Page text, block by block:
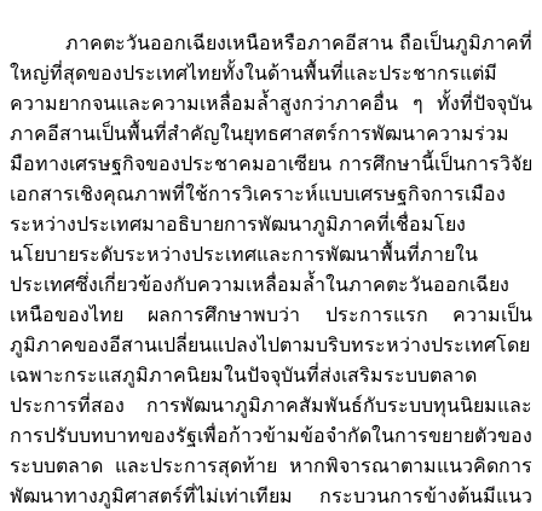
ภาคตะวันออกเฉียงเหนือหรือภาคอีสาน ถือเป็นภูมิภาคที่
ใหญ่ที่สุดของประเทศไทยทั้งในด้านพื้นที่และประชากรแต่มี
ความยากจนและความเหลื่อมล้ำสูงกว่าภาคอื่น ๆ ทั้งที่ปัจจุบัน
ภาคอีสานเป็นพื้นที่สำคัญในยุทธศาสตร์การพัฒนาความร่วม
มือทางเศรษฐกิจของประชาคมอาเซียน การศึกษานี้เป็นการวิจัย
เอกสารเชิงคุณภาพที่ใช้การวิเคราะห์แบบเศรษฐกิจการเมือง
ระหว่างประเทศมาอธิบายการพัฒนาภูมิภาคที่เชื่อมโยง
นโยบายระดับระหว่างประเทศและการพัฒนาพื้นที่ภายใน
ประเทศซึ่งเกี่ยวข้องกับความเหลื่อมล้ำในภาคตะวันออกเฉียง
เหนือของไทย ผลการศึกษาพบว่า ประการแรก ความเป็น
ภูมิภาคของอีสานเปลี่ยนแปลงไปตามบริบทระหว่างประเทศโดย
เฉพาะกระแสภูมิภาคนิยมในปัจจุบันที่ส่งเสริมระบบตลาด
ประการที่สอง การพัฒนาภูมิภาคสัมพันธ์กับระบบทุนนิยมและ
การปรับบทบาทของรัฐเพื่อก้าวข้ามข้อจำกัดในการขยายตัวของ
ระบบตลาด และประการสุดท้าย หากพิจารณาตามแนวคิดการ
พัฒนาทางภูมิศาสตร์ที่ไม่เท่าเทียม กระบวนการข้างต้นมีแนว